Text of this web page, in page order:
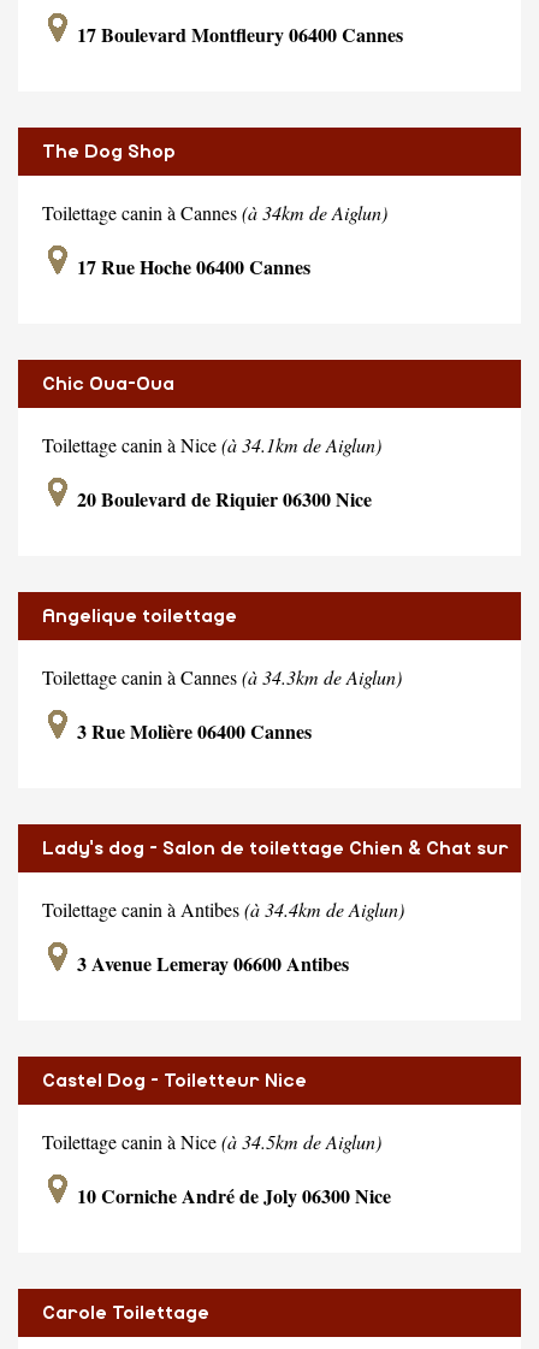
17 Boulevard Montfleury 06400 Cannes
The Dog Shop
Toilettage canin à Cannes(à 34km de Aiglun)
17 Rue Hoche 06400 Cannes
Chic Oua-Oua
Toilettage canin à Nice(à 34.1km de Aiglun)
20 Boulevard de Riquier 06300 Nice
Angelique toilettage
Toilettage canin à Cannes(à 34.3km de Aiglun)
3 Rue Molière 06400 Cannes
Lady's dog - Salon de toilettage Chien & Chat sur
Toilettage canin à Antibes(à 34.4km de Aiglun)
3 Avenue Lemeray 06600 Antibes
Castel Dog - Toiletteur Nice
Toilettage canin à Nice(à 34.5km de Aiglun)
10 Corniche André de Joly 06300 Nice
Carole Toilettage